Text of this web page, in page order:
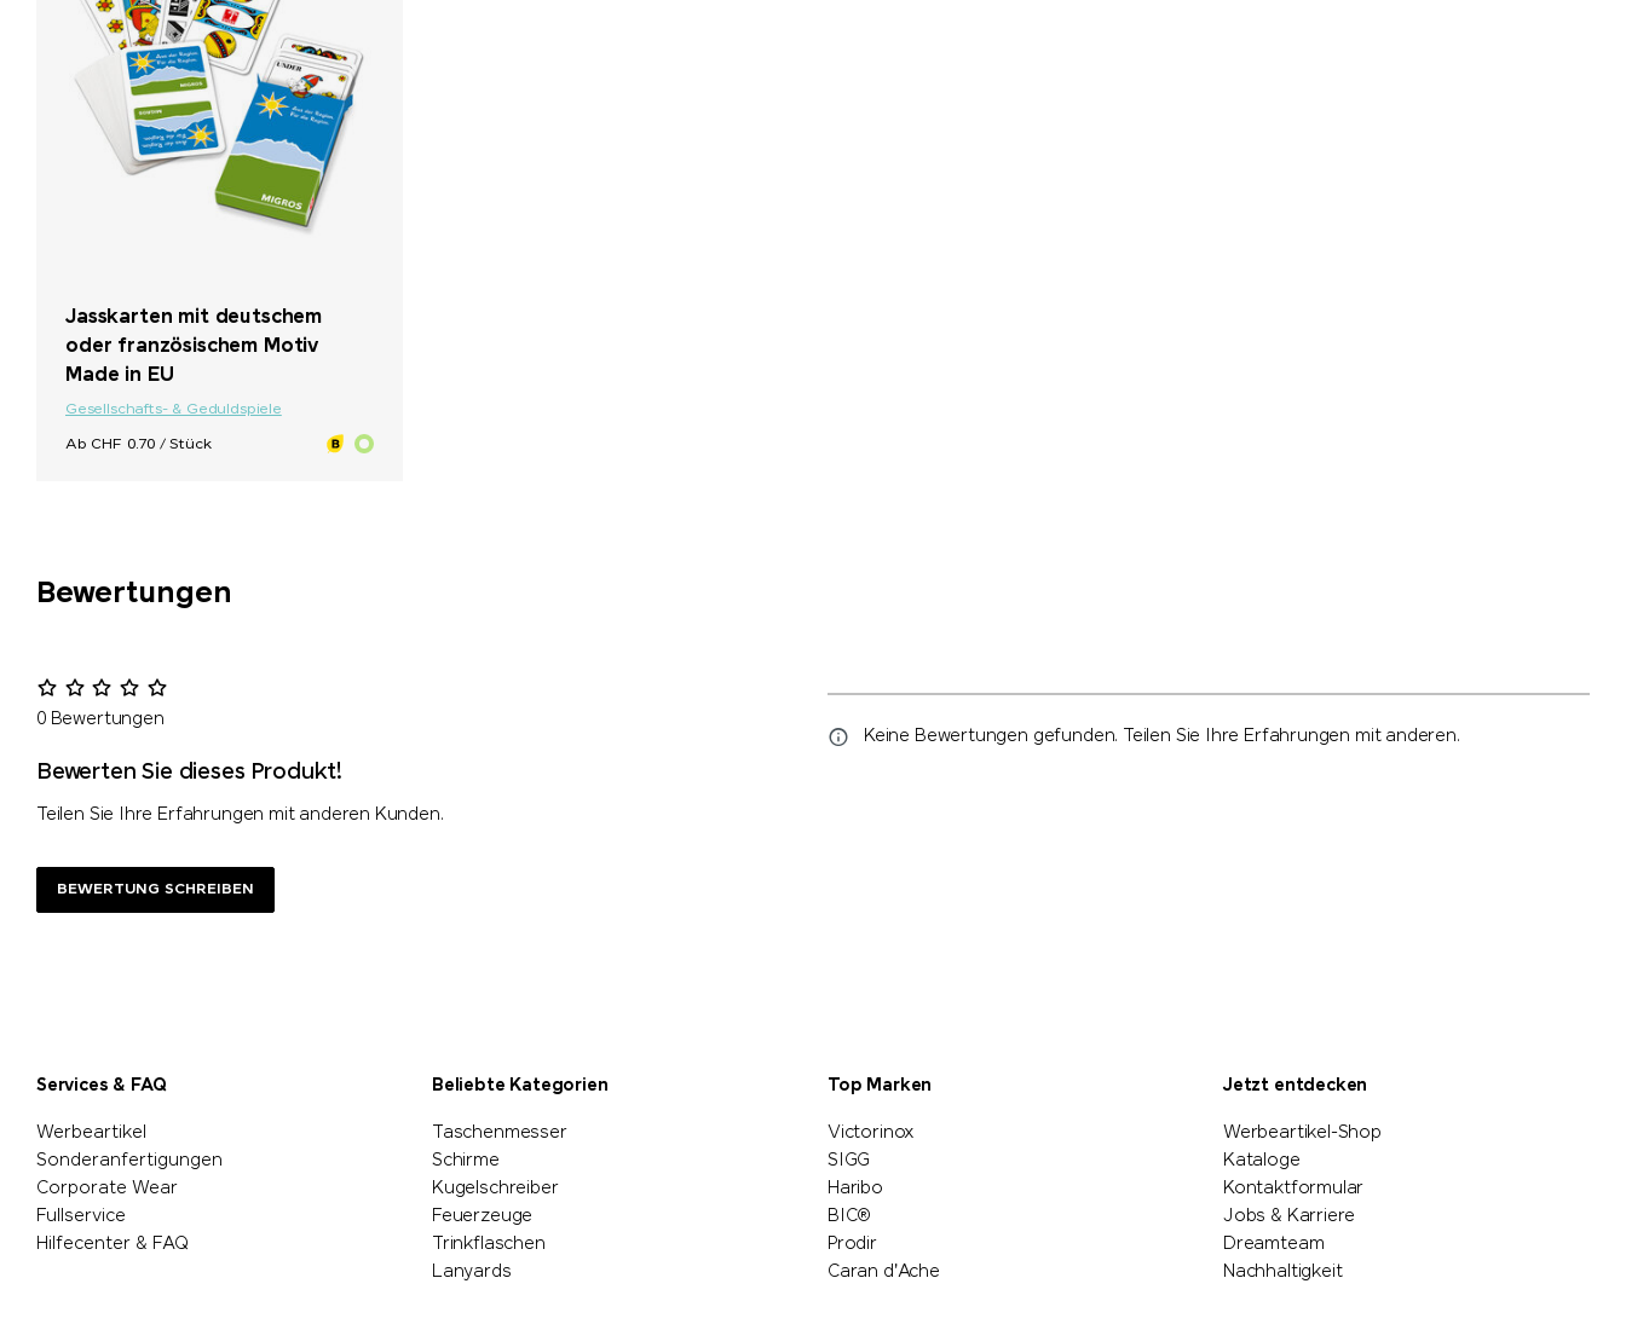
Jasskarten mit deutschem
oder französischem Motiv
Made in EU
Gesellschafts- & Geduldspiele
Ab CHF 0.70 / Stück
Bewertungen
0 Bewertungen
Bewerten Sie dieses Produkt!
Teilen Sie Ihre Erfahrungen mit anderen Kunden.
BEWERTUNG SCHREIBEN
Keine Bewertungen gefunden. Teilen Sie Ihre Erfahrungen mit anderen.
Services & FAQ
Werbeartikel
Sonderanfertigungen
Corporate Wear
Fullservice
Hilfecenter & FAQ
Beliebte Kategorien
Taschenmesser
Schirme
Kugelschreiber
Feuerzeuge
Trinkflaschen
Lanyards
Top Marken
Victorinox
SIGG
Haribo
BIC®
Prodir
Caran d'Ache
Jetzt entdecken
Werbeartikel-Shop
Kataloge
Kontaktformular
Jobs & Karriere
Dreamteam
Nachhaltigkeit